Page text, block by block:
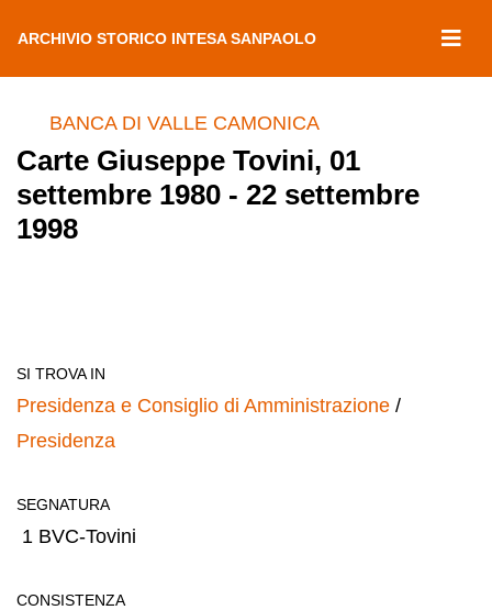
ARCHIVIO STORICO INTESA SANPAOLO
BANCA DI VALLE CAMONICA
Carte Giuseppe Tovini, 01
settembre 1980 - 22 settembre
1998
SI TROVA IN
Presidenza e Consiglio di Amministrazione /
Presidenza
SEGNATURA
1 BVC-Tovini
CONSISTENZA